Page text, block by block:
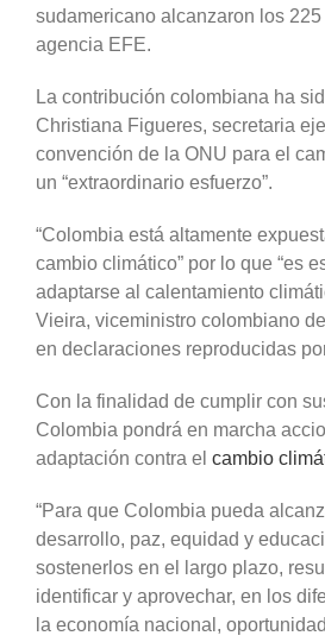
sudamericano alcanzaron los
agencia EFE.
La contribución colombiana ha
Christiana Figueres, secretaria
convención de la ONU para el
un “extraordinario esfuerzo”.
“Colombia está altamente
cambio climático” por lo que “es
adaptarse al calentamiento
Vieira, viceministro colombiano
en declaraciones reproducidas
Con la finalidad de cumplir con
Colombia pondrá en marcha
adaptación contra el cambio
“Para que Colombia pueda
desarrollo, paz, equidad y
sostenerlos en el largo plazo,
identificar y aprovechar, en los
la economía nacional,